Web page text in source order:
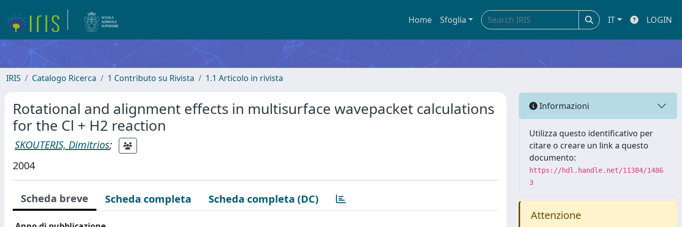
Home Sfoglia IT LOGIN
IRIS Catalogo Ricerca 1 Contributo su Rivista 1.1 Articolo in rivista
Rotational and alignment effects in multisurface wavepacket calculations
for the Cl + H2 reaction
SKOUTERIS, Dimitrios;
2004
Scheda breve Scheda completa Scheda completa (DC)
Informazioni
Utilizza questo identificativo per
citare o creare un link a questo
documento:
https://hdl.handle.net/11384/1486
3
Attenzione